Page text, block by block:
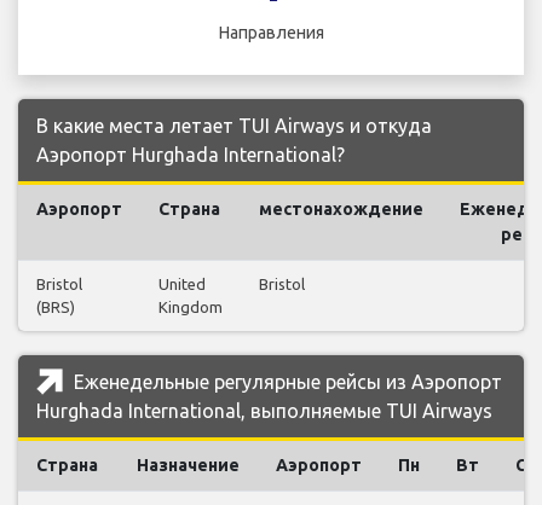
Направления
В какие места летает TUI Airways и откуда
Аэропорт Hurghada International?
Аэропорт Страна местонахождение
Bristol
(BRS)
United
Kingdom
Bristol
Еженедельные регулярные рейсы из Аэропорт
Hurghada International, выполняемые TUI Airways
Страна Назначение Аэропорт Пн Вт Ср